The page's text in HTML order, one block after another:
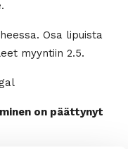
Osa lipuista
myyntiin 2.5.
on päättynyt